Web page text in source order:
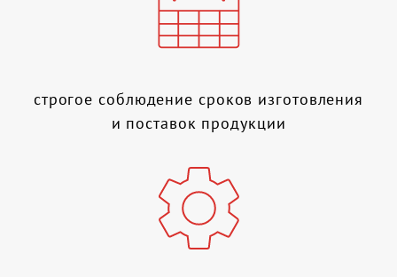
строгое соблюдение сроков изготовления
и поставок продукции